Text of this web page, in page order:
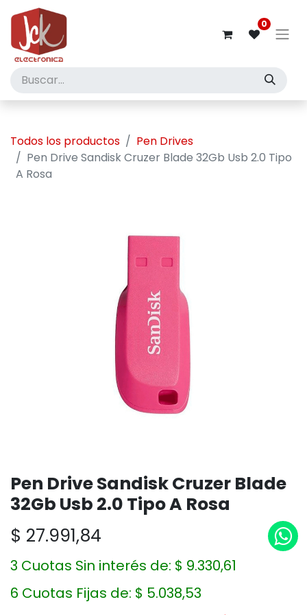
0
Todos los productos
Pen Drives
Pen Drive Sandisk Cruzer Blade 32Gb Usb 2.0 Tipo
A Rosa
Pen Drive Sandisk Cruzer Blade
32Gb Usb 2.0 Tipo A Rosa
$ 27.991,84
3 Cuotas Sin interés de: $ 9.330,61
6 Cuotas Fijas de: $ 5.038,53